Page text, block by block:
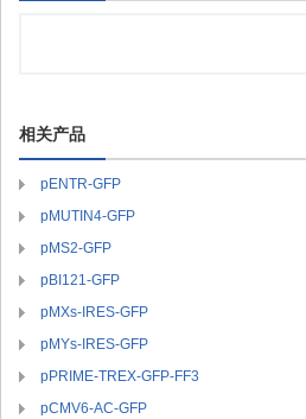
相关产品
pENTR-GFP
pMUTIN4-GFP
pMS2-GFP
pBI121-GFP
pMXs-IRES-GFP
pMYs-IRES-GFP
pPRIME-TREX-GFP-FF3
pCMV6-AC-GFP